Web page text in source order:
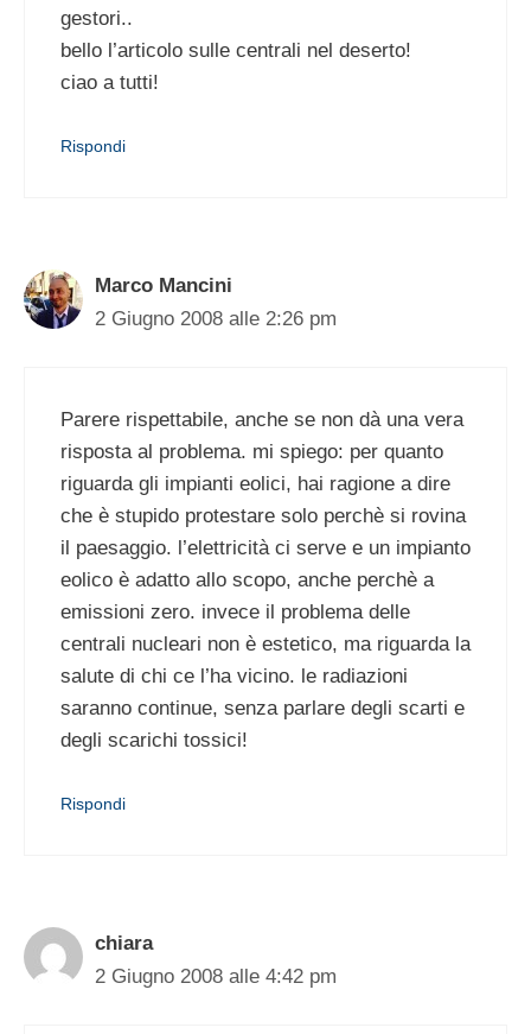
gestori..
bello l’articolo sulle centrali nel deserto!
ciao a tutti!
Rispondi
Marco Mancini
2 Giugno 2008 alle 2:26 pm
Parere rispettabile, anche se non dà una vera
risposta al problema. mi spiego: per quanto
riguarda gli impianti eolici, hai ragione a dire
che è stupido protestare solo perchè si rovina
il paesaggio. l’elettricità ci serve e un impianto
eolico è adatto allo scopo, anche perchè a
emissioni zero. invece il problema delle
centrali nucleari non è estetico, ma riguarda la
salute di chi ce l’ha vicino. le radiazioni
saranno continue, senza parlare degli scarti e
degli scarichi tossici!
Rispondi
chiara
2 Giugno 2008 alle 4:42 pm